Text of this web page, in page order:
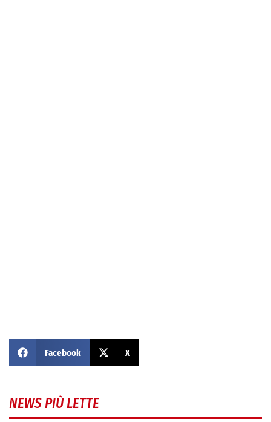
Facebook X
NEWS PIÙ LETTE